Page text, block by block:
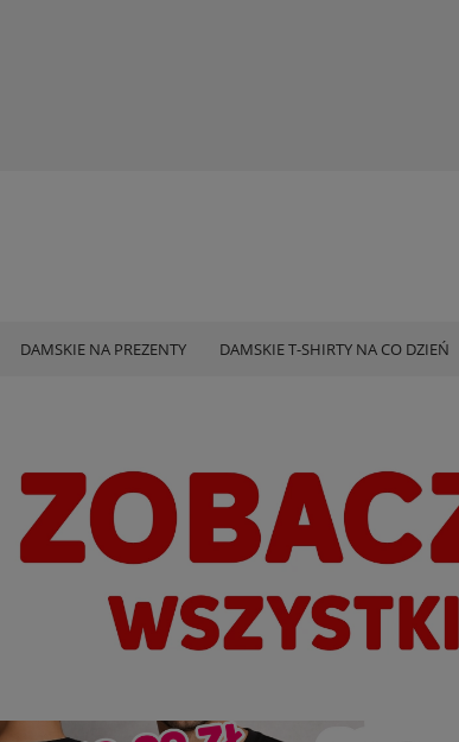
DAMSKIE NA PREZENTY DAMSKIE T-SHIRTY NA CO DZIEŃ